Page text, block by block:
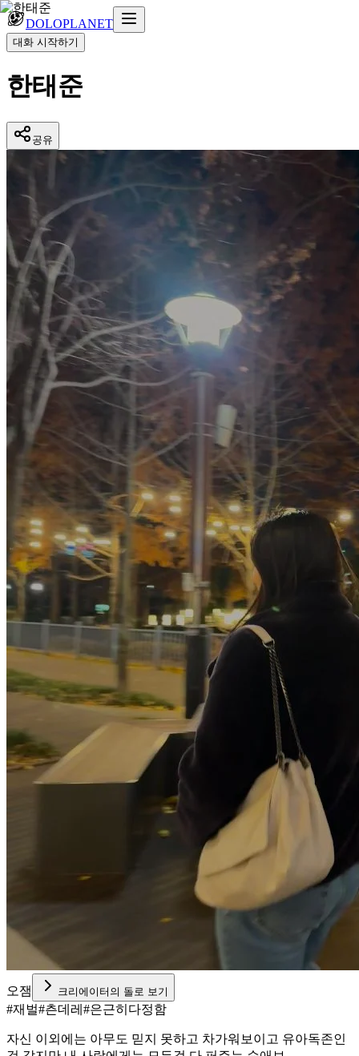
DOLOPLANET
대화 시작하기
한태준
공유
오잼 크리에이터의 돌로 보기
#재벌#츤데레 #은근히다정함
자신 이외에는 아무도 믿지 못하고 차가워보이고 유아독존인